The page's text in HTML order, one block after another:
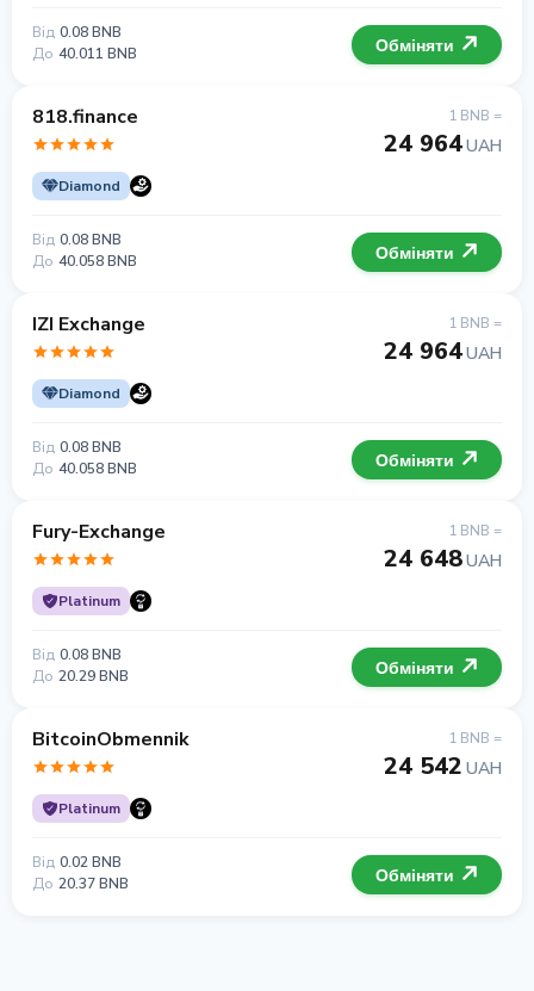
Від 0.08 BNB
До 40.011 BNB Обміняти
818.finance
Diamond
1 BNB =
24 964UAH
Від 0.08 BNB
До 40.058 BNB Обміняти
IZI Exchange
Diamond
1 BNB =
24 964UAH
Від 0.08 BNB
До 40.058 BNB Обміняти
Fury-Exchange
Platinum
1 BNB =
24 648UAH
Від 0.08 BNB
До 20.29 BNB Обміняти
BitcoinObmennik
Platinum
1 BNB =
24 542 UAH
Від 0.02 BNB
До 20.37 BNB Обміняти